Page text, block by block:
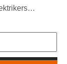
Elektrikerschere